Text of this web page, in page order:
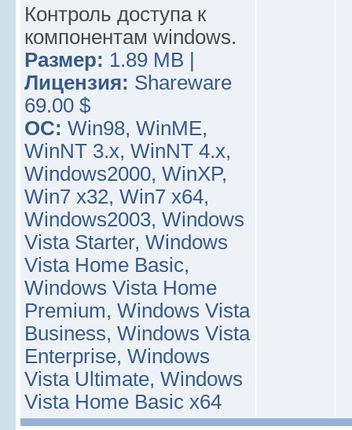
Контроль доступа к
компонентам windows.
Размер: 1.89 MB |
Лицензия: Shareware
69.00 $
ОС: Win98, WinME,
WinNT 3.x, WinNT 4.x,
Windows2000, WinXP,
Win7 x32, Win7 x64,
Windows2003, Windows
Vista Starter, Windows
Vista Home Basic,
Windows Vista Home
Premium, Windows Vista
Business, Windows Vista
Enterprise, Windows
Vista Ultimate, Windows
Vista Home Basic x64